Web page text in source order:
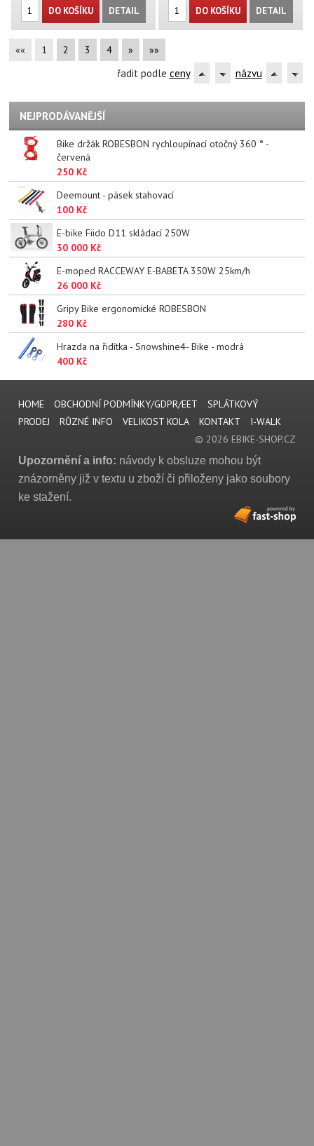
DO KOŠÍKU DETAIL DO KOŠÍKU DETAIL
«« 1 2 3 4 » »»
řadit podle ceny názvu
NEJPRODÁVANĚJŠÍ
Bike držák ROBESBON rychloupínací otočný 360 ° -
červená
250 Kč
Deemount - pásek stahovací
100 Kč
E-bike Fiido D11 skládací 250W
30 000 Kč
E-moped RACCEWAY E-BABETA 350W 25km/h
26 000 Kč
Gripy Bike ergonomické ROBESBON
280 Kč
Hrazda na řidítka - Snowshine4- Bike - modrá
400 Kč
HOME OBCHODNÍ PODMÍNKY/GDPR/EET
SPLÁTKOVÝ
PRODEJ
RŮZNÉ INFO VELIKOST KOLA KONTAKT
I-WALK
© 2026 EBIKE-SHOP.CZ
Upozornění a info: návody k obsluze mohou být
znázorněny již v textu u zboží či přiloženy jako soubory
ke stažení.